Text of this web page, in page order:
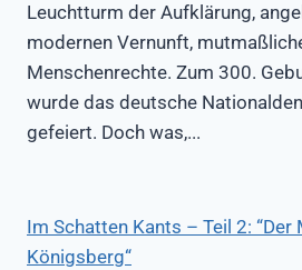
Leuchtturm der Aufklärung,
modernen Vernunft,
Menschenrechte. Zum 300.
wurde das deutsche
gefeiert. Doch was,...
Im Schatten Kants – Teil 2: “Der
Königsberg“